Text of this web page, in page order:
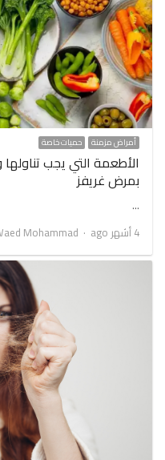
أمراض مزمنة حميات خاصة
الأطعمة التي يجب
بمرض غريفز
…
4 أشهر ago
Author
Mohammad